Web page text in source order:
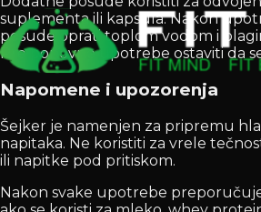
suplementa ili kapsula. Nakon
posude oprati toplom vodom i
Pre ponovne upotrebe ostaviti da
Napomene i upozorenja
Šejker je namenjen za pripremu
napitaka. Ne koristiti za vrele
ili napitke pod pritiskom.
Nakon svake upotrebe